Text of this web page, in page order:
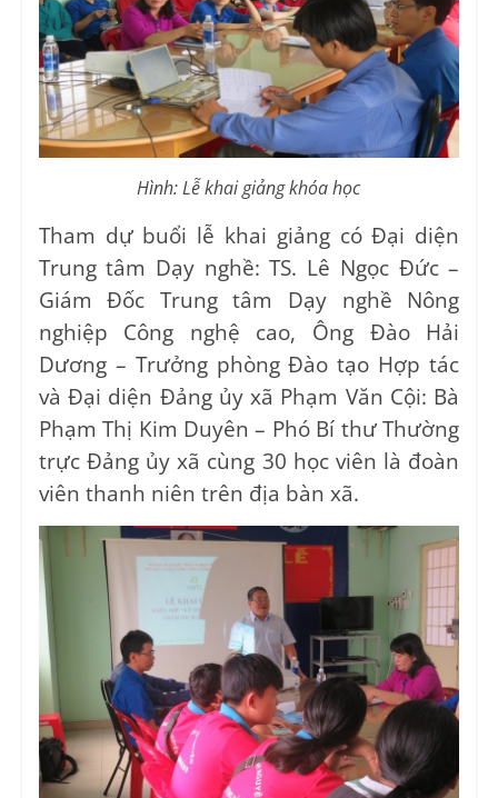
Hình: Lễ khai giảng khóa học
Tham dự buổi lễ khai giảng có Đại diện
Trung tâm Dạy nghề: TS. Lê Ngọc Đức –
Giám Đốc Trung tâm Dạy nghề Nông
nghiệp Công nghệ cao, Ông Đào Hải
Dương – Trưởng phòng Đào tạo Hợp tác
và Đại diện Đảng ủy xã Phạm Văn Cội: Bà
Phạm Thị Kim Duyên – Phó Bí thư Thường
trực Đảng ủy xã cùng 30 học viên là đoàn
viên thanh niên trên địa bàn xã.